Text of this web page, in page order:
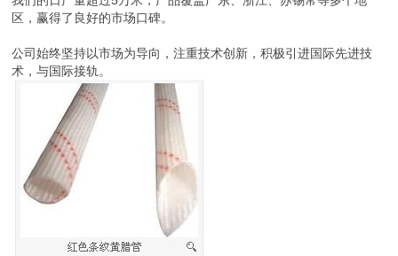
区，赢得了良好的市场口碑。
公司始终坚持以市场为导向，注重技术创新，积极引进国际先进技
术，与国际接轨。